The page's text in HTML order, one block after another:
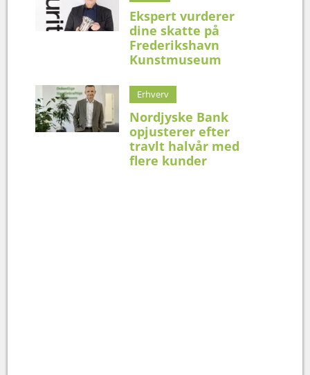
Ekspert vurderer
dine skatte på
Frederikshavn
Kunstmuseum
Erhverv
Nordjyske Bank
opjusterer efter
travlt halvår med
flere kunder